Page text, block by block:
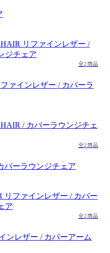
全2商品
ァインレザー / カバーラ
全2商品
バーラウンジチェア
全2商品
ンレザー / カバーアーム